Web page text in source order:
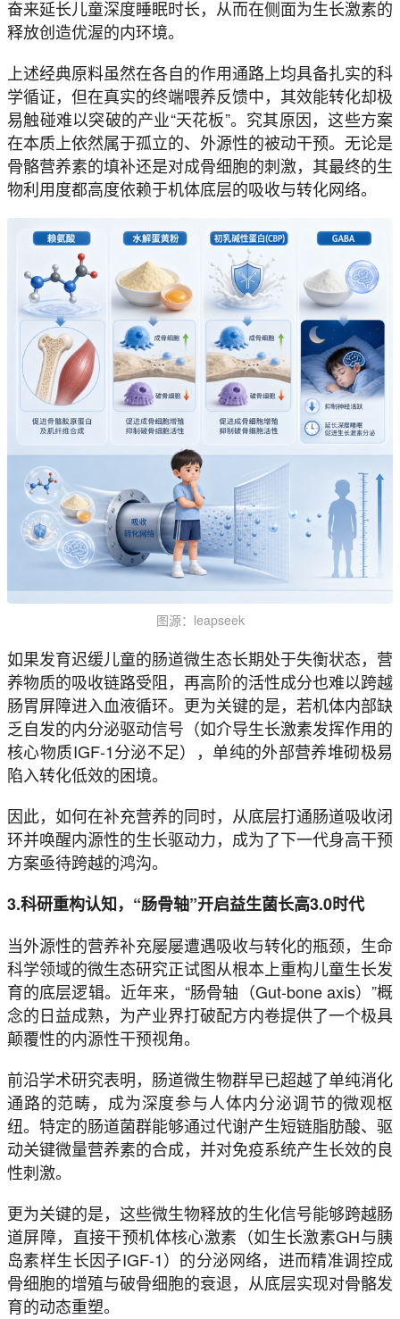
奋来延长儿童深度睡眠时长，从而在侧面为生长激素的
释放创造优渥的内环境。
上述经典原料虽然在各自的作用通路上均具备扎实的科
学循证，但在真实的终端喂养反馈中，其效能转化却极
易触碰难以突破的产业“天花板”。究其原因，这些方案
在本质上依然属于孤立的、外源性的被动干预。无论是
骨骼营养素的填补还是对成骨细胞的刺激，其最终的生
物利用度都高度依赖于机体底层的吸收与转化网络。
图源：leapseek
如果发育迟缓儿童的肠道微生态长期处于失衡状态，营
养物质的吸收链路受阻，再高阶的活性成分也难以跨越
肠胃屏障进入血液循环。更为关键的是，若机体内部缺
乏自发的内分泌驱动信号（如介导生长激素发挥作用的
核心物质IGF-1分泌不足），单纯的外部营养堆砌极易
陷入转化低效的困境。
因此，如何在补充营养的同时，从底层打通肠道吸收闭
环并唤醒内源性的生长驱动力，成为了下一代身高干预
方案亟待跨越的鸿沟。
3.科研重构认知，“肠骨轴”开启益生菌长高3.0时代
当外源性的营养补充屡屡遭遇吸收与转化的瓶颈，生命
科学领域的微生态研究正试图从根本上重构儿童生长发
育的底层逻辑。近年来，“肠骨轴（Gut-bone axis）”概
念的日益成熟，为产业界打破配方内卷提供了一个极具
颠覆性的内源性干预视角。
前沿学术研究表明，肠道微生物群早已超越了单纯消化
通路的范畴，成为深度参与人体内分泌调节的微观枢
纽。特定的肠道菌群能够通过代谢产生短链脂肪酸、驱
动关键微量营养素的合成，并对免疫系统产生长效的良
性刺激。
更为关键的是，这些微生物释放的生化信号能够跨越肠
道屏障，直接干预机体核心激素（如生长激素GH与胰
岛素样生长因子IGF-1）的分泌网络，进而精准调控成
骨细胞的增殖与破骨细胞的衰退，从底层实现对骨骼发
育的动态重塑。